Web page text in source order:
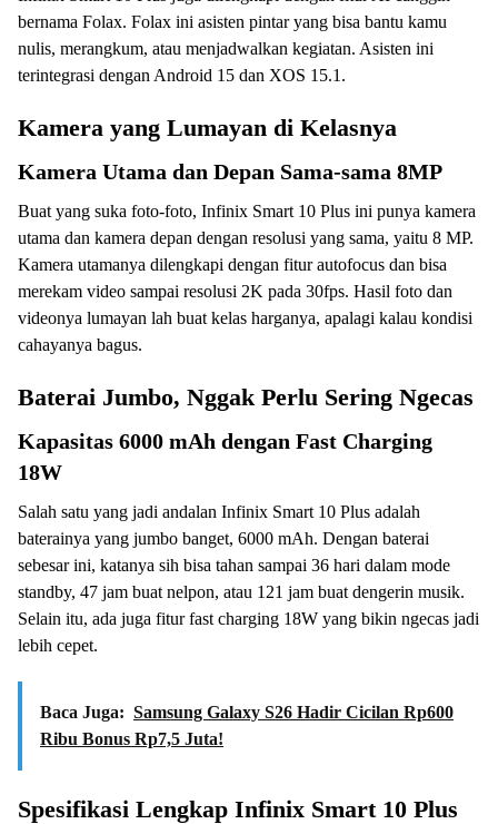
bernama Folax. Folax ini asisten pintar yang bisa bantu kamu
nulis, merangkum, atau menjadwalkan kegiatan. Asisten ini
terintegrasi dengan Android 15 dan XOS 15.1.
Kamera yang Lumayan di Kelasnya
Kamera Utama dan Depan Sama-sama 8MP
Buat yang suka foto-foto, Infinix Smart 10 Plus ini punya kamera
utama dan kamera depan dengan resolusi yang sama, yaitu 8 MP.
Kamera utamanya dilengkapi dengan fitur autofocus dan bisa
merekam video sampai resolusi 2K pada 30fps. Hasil foto dan
videonya lumayan lah buat kelas harganya, apalagi kalau kondisi
cahayanya bagus.
Baterai Jumbo, Nggak Perlu Sering Ngecas
Kapasitas 6000 mAh dengan Fast Charging
18W
Salah satu yang jadi andalan Infinix Smart 10 Plus adalah
baterainya yang jumbo banget, 6000 mAh. Dengan baterai
sebesar ini, katanya sih bisa tahan sampai 36 hari dalam mode
standby, 47 jam buat nelpon, atau 121 jam buat dengerin musik.
Selain itu, ada juga fitur fast charging 18W yang bikin ngecas jadi
lebih cepet.
Baca Juga: Samsung Galaxy S26 Hadir Cicilan Rp600
Ribu Bonus Rp7,5 Juta!
Spesifikasi Lengkap Infinix Smart 10 Plus